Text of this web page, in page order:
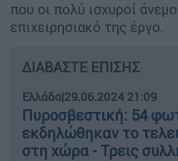
που οι πολύ ισχυροί
επιχειρησιακό της έργο.
ΔΙΑΒΑΣΤΕ ΕΠΙΣΗΣ
Ελλάδα|29.06.2024 21:09
Πυροσβεστική: 54
εκδηλώθηκαν το
στη χώρα - Τρεις